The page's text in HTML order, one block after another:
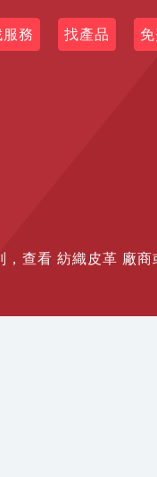
服務 找產品
查看 紡織皮革 廠商